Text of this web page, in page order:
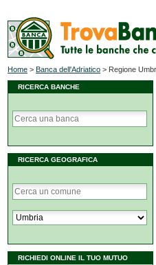
Home > Banca dell'Adriatico > Regione
RICERCA BANCHE
RICERCA GEOGRAFICA
RICHIEDI ONLINE IL TUO MUTUO